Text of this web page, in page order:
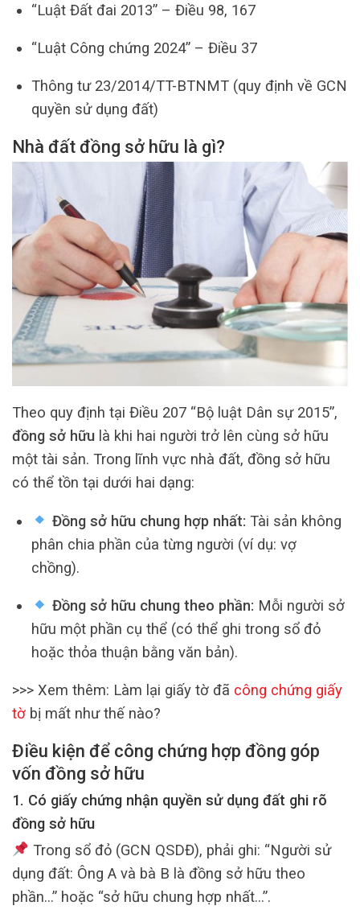
“Luật Đất đai 2013” – Điều 98, 167
“Luật Công chứng 2024” – Điều 37
Thông tư 23/2014/TT-BTNMT (quy định về GCN
quyền sử dụng đất)
Nhà đất đồng sở hữu là gì?
Theo quy định tại Điều 207 “Bộ luật Dân sự 2015”,
đồng sở hữu là khi hai người trở lên cùng sở hữu
một tài sản. Trong lĩnh vực nhà đất, đồng sở hữu
có thể tồn tại dưới hai dạng:
Đồng sở hữu chung hợp nhất: Tài sản không
phân chia phần của từng người (ví dụ: vợ
chồng).
Đồng sở hữu chung theo phần: Mỗi người sở
hữu một phần cụ thể (có thể ghi trong sổ đỏ
hoặc thỏa thuận bằng văn bản).
>>> Xem thêm: Làm lại giấy tờ đã công chứng giấy
tờ bị mất như thế nào?
Điều kiện để công chứng hợp đồng góp
vốn đồng sở hữu
1. Có giấy chứng nhận quyền sử dụng đất ghi rõ
đồng sở hữu
Trong sổ đỏ (GCN QSDĐ), phải ghi: “Người sử
dụng đất: Ông A và bà B là đồng sở hữu theo
phần…” hoặc “sở hữu chung hợp nhất…”.